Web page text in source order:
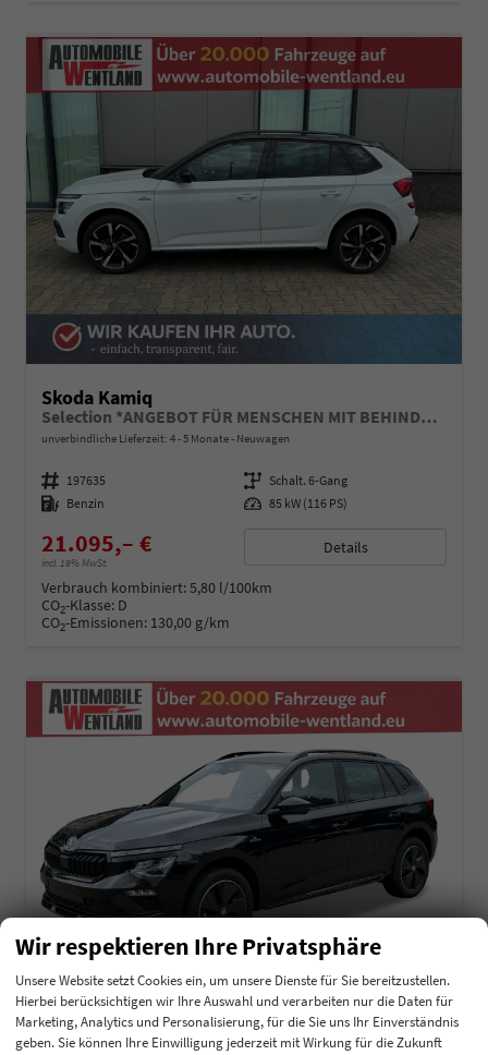
Skoda Kamiq
Selection *ANGEBOT FÜR MENSCHEN MIT BEHINDERUNG AB 50%! 1.0 TSI 115PS, Klimaanlage, Sitzheizung, Parksensoren hinten, LED-Scheinwerfer, Tempomat, Infotainment 8", Virtual Cockpit Nebelscheinwerfer, Dachreling
unverbindliche Lieferzeit: 4 - 5 Monate Neuwagen
Fahrzeugnummer 197635 Getriebe Schalt. 6-Gang
Kraftstoff Benzin Leistung 85 kW (116 PS)
21.095,– €
incl. 19% MwSt.
Details
Verbrauch kombiniert:5,80 l/100km
CO2-Klasse: D
CO2-Emissionen: 130,00 g/km
Skoda Kamiq
Wir respektieren Ihre Privatsphäre
Unsere Website setzt Cookies ein, um unsere Dienste für Sie bereitzustellen.
Hierbei berücksichtigen wir Ihre Auswahl und verarbeiten nur die Daten für
Marketing, Analytics und Personalisierung, für die Sie uns Ihr Einverständnis
geben. Sie können Ihre Einwilligung jederzeit mit Wirkung für die Zukunft